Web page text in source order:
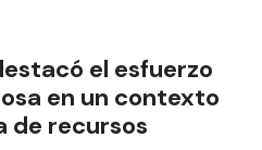
el esfuerzo
en un contexto
de recursos